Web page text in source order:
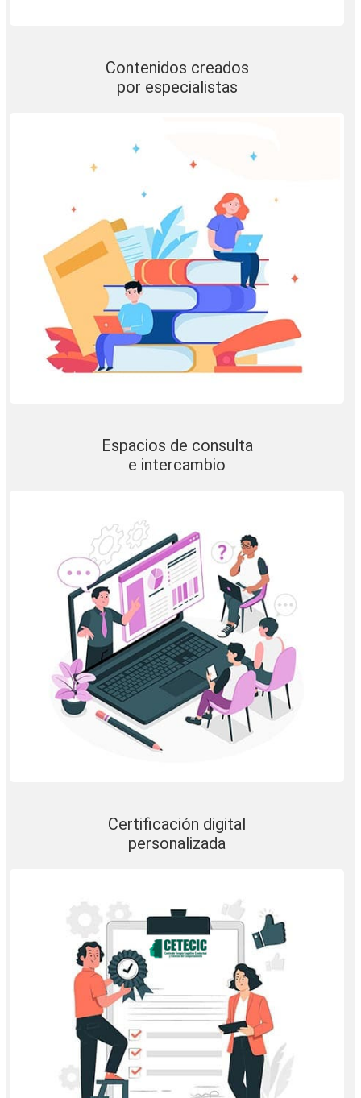
Contenidos creados
por especialistas
Espacios de consulta
e intercambio
Certificación digital
personalizada